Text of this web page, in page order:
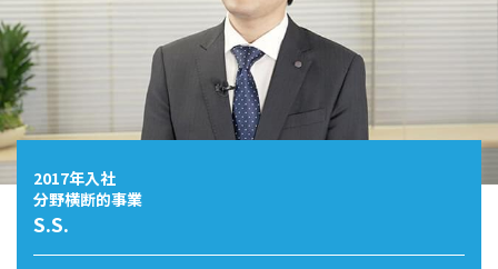
宇宙開発を支えるSED
メッセージ
アクセス
社員インタビュー
現役先輩の出身校
キャリアパス
採用までの流れ
説明会スケジュール
2017年入社
分野横断的事業
S.S.